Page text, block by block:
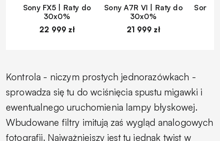
Sony FX5 | Raty do
30x0%
22 999 zł
Sony A7R VI | Raty do
30x0%
21 999 zł
Sony
Kontrola - niczym prostych jednorazówkach -
sprowadza się tu do wciśnięcia spustu migawki i
ewentualnego uruchomienia lampy błyskowej.
Wbudowane filtry imitują zaś wygląd analogowych
fotografii. Najważniejszy jest tu jednak twist w